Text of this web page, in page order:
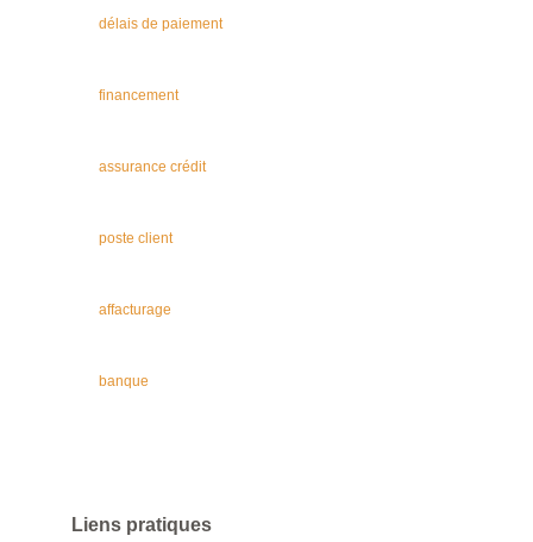
délais de paiement
financement
assurance crédit
poste client
affacturage
banque
Liens pratiques